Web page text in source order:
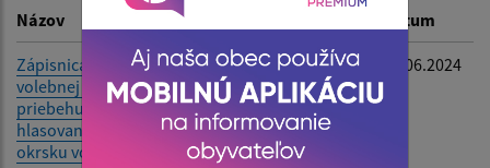
Filtrovať
Názov Dátum
Zápisnica okrskovej
volebnej komisie o
priebehu a výsledku
hlasovania vo volebnom
okrsku vo voľbách do EP
- 10.06.2024